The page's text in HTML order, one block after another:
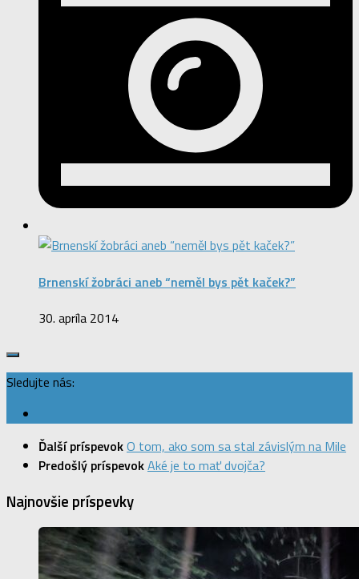
Brnenskí žobráci aneb “neměl bys pět kaček?”
30. apríla 2014
Sledujte nás:
Ďalší príspevokO tom, ako som sa stal závislým na Mile
Predošlý príspevokAké je to mať dvojča?
Najnovšie príspevky